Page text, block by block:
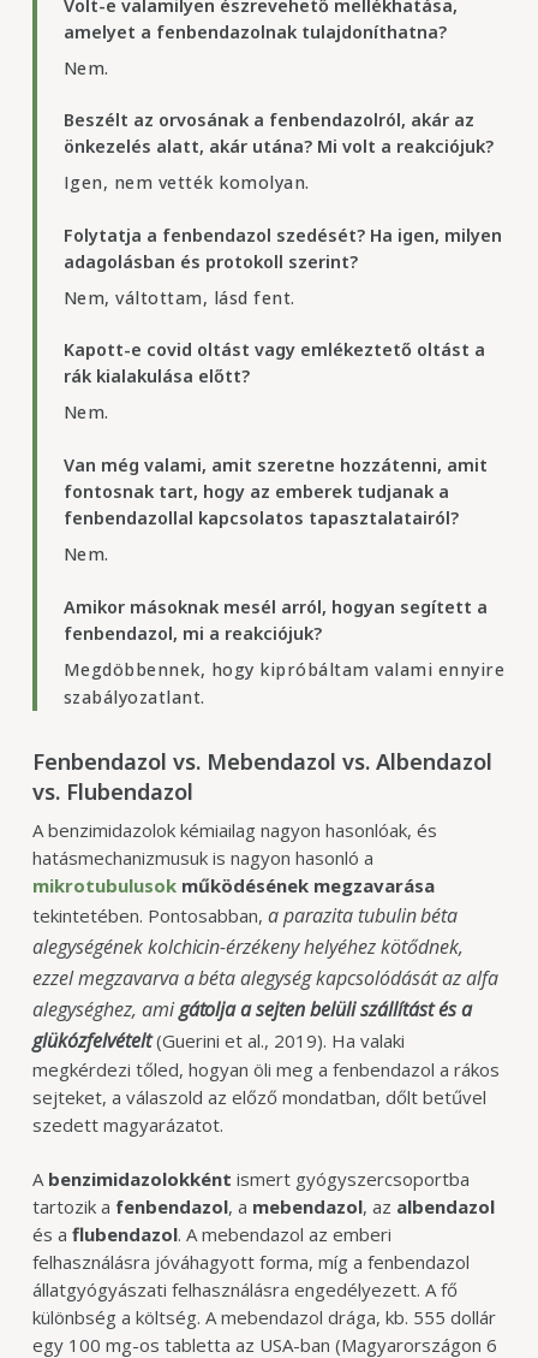
Volt-e valamilyen észrevehető mellékhatása,
amelyet a fenbendazolnak tulajdoníthatna?
Nem.
Beszélt az orvosának a fenbendazolról, akár az
önkezelés alatt, akár utána? Mi volt a reakciójuk?
Igen, nem vették komolyan.
Folytatja a fenbendazol szedését? Ha igen, milyen
adagolásban és protokoll szerint?
Nem, váltottam, lásd fent.
Kapott-e covid oltást vagy emlékeztető oltást a
rák kialakulása előtt?
Nem.
Van még valami, amit szeretne hozzátenni, amit
fontosnak tart, hogy az emberek tudjanak a
fenbendazollal kapcsolatos tapasztalatairól?
Nem.
Amikor másoknak mesél arról, hogyan segített a
fenbendazol, mi a reakciójuk?
Megdöbbennek, hogy kipróbáltam valami ennyire
szabályozatlant.
Fenbendazol vs. Mebendazol vs. Albendazol
vs. Flubendazol
A benzimidazolok kémiailag nagyon hasonlóak, és
hatásmechanizmusuk is nagyon hasonló a
mikrotubulusokműködésének megzavarása
tekintetében. Pontosabban, a parazita tubulin béta
alegységének kolchicin-érzékeny helyéhez kötődnek,
ezzel megzavarva a béta alegység kapcsolódását az alfa
alegységhez, amigátolja a sejten belüli szállítást és a
glükózfelvételt(Guerini et al., 2019). Ha valaki
megkérdezi tőled, hogyan öli meg a fenbendazol a rákos
sejteket, a válaszold az előző mondatban, dőlt betűvel
szedett magyarázatot.
A benzimidazolokként ismert gyógyszercsoportba
tartozik a fenbendazol, a mebendazol, az albendazol
és a flubendazol. A mebendazol az emberi
felhasználásra jóváhagyott forma, míg a fenbendazol
állatgyógyászati felhasználásra engedélyezett. A fő
különbség a költség. A mebendazol drága, kb. 555 dollár
egy 100 mg-os tabletta az USA-ban (Magyarországon 6